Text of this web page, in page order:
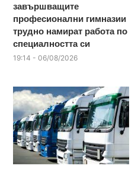
завършващите
професионални гимназии
трудно намират работа по
специалността си
19:14 - 06/08/2026